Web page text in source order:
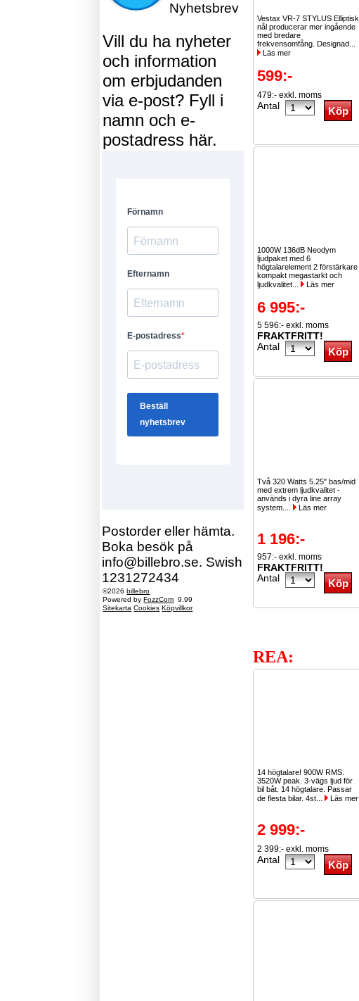
Nyhetsbrev
Vill du ha nyheter
och information
om erbjudanden
via e-post? Fyll i
namn och e-
postadress här.
Postorder eller hämta.
Boka besök på
info@billebro.se. Swish
1231272434
©2026billebro
Powered byFozzCom 9.99
Sitekarta Cookies Köpvillkor
Vestax VR-7 STYLUS Elliptisk
nål producerar mer ingående
med bredare
frekvensomfång. Designad...
Läs mer
599:-
479:- exkl. moms
Antal
1000W 136dB Neodym
ljudpaket med 6
högtalarelement 2 förstärkare
kompakt megastarkt och
ljudkvalitet...
Läs mer
6 995:-
5 596:- exkl. moms
FRAKTFRITT!
Antal
Två 320 Watts 5.25" bas/mid
med extrem ljudkvalitet -
används i dyra line array
system....
Läs mer
1 196:-
957:- exkl. moms
FRAKTFRITT!
Antal
REA:
14 högtalare! 900W RMS.
3520W peak. 3-vägs ljud för
bil båt. 14 högtalare. Passar
de flesta bilar. 4st...
Läs mer
2 999:-
2 399:- exkl. moms
Antal